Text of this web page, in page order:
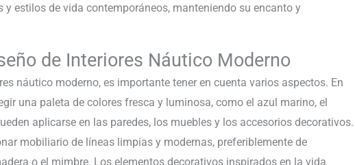
y estilos de vida contemporáneos, manteniendo su encanto y
de Interiores Náutico Moderno
náutico moderno, es importante tener en cuenta varios aspectos. En
una paleta de colores fresca y luminosa, como el azul marino, el
aplicarse en las paredes, los muebles y los accesorios decorativos.
mobiliario de líneas limpias y modernas, preferiblemente de
o el mimbre. Los elementos decorativos inspirados en la vida